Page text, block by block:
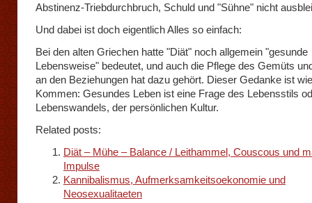
Abstinenz-Triebdurchbruch, Schuld und "Sühne" nicht
Und dabei ist doch eigentlich Alles so einfach:
Bei den alten Griechen hatte "Diät" noch allgemein "gesunde
Lebensweise" bedeutet, und auch die Pflege des Gemüts
an den Beziehungen hat dazu gehört. Dieser Gedanke ist
Kommen: Gesundes Leben ist eine Frage des Lebensstils
Lebenswandels, der persönlichen Kultur.
Related posts:
Diät – Mühe – Balance / Leithammel, Couscous und
Impulse
Kannibalismus, Aufmerksamkeitsoekonomie und
Neosexualitaeten